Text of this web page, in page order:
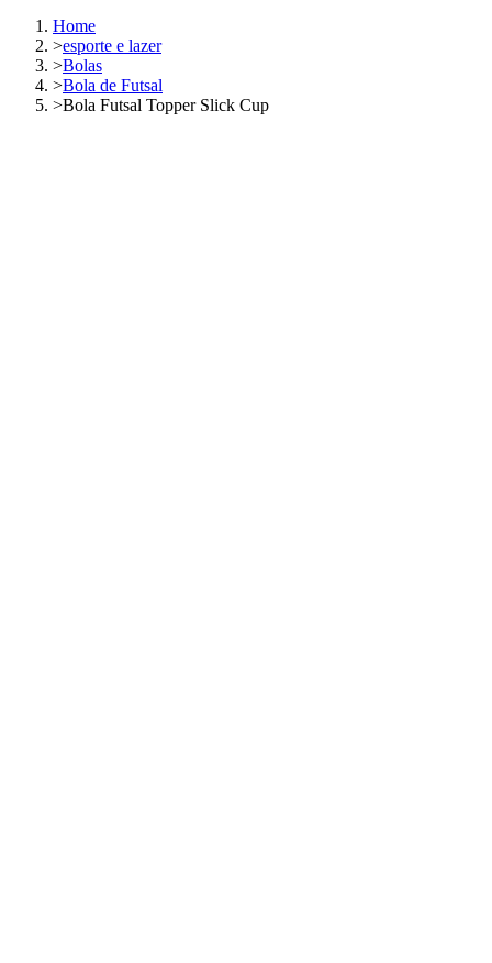
Home
>esporte e lazer
>Bolas
>Bola de Futsal
>Bola Futsal Topper Slick Cup